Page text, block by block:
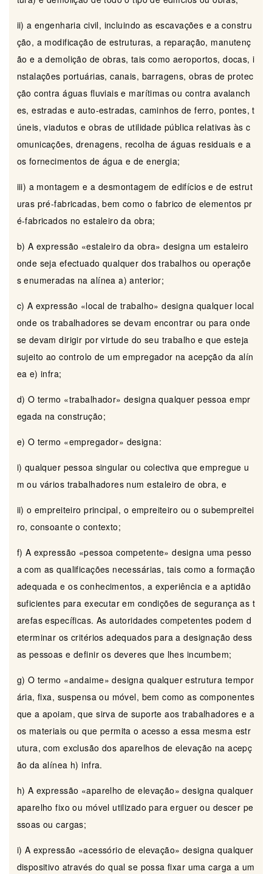
ii) a engenharia civil, incluindo as escavações e a constru
ção, a modificação de estruturas, a reparação, manutenç
ão e a demolição de obras, tais como aeroportos, docas, i
nstalações portuárias, canais, barragens, obras de protec
ção contra águas fluviais e marítimas ou contra avalanch
es, estradas e auto-estradas, caminhos de ferro, pontes, t
úneis, viadutos e obras de utilidade pública relativas às c
omunicações, drenagens, recolha de águas residuais e a
os fornecimentos de água e de energia;
iii) a montagem e a desmontagem de edifícios e de estrut
uras pré-fabricadas, bem como o fabrico de elementos pr
é-fabricados no estaleiro da obra;
b) A expressão «estaleiro da obra» designa um estaleiro
onde seja efectuado qualquer dos trabalhos ou operaçõe
s enumeradas na alínea a) anterior;
c) A expressão «local de trabalho» designa qualquer local
onde os trabalhadores se devam encontrar ou para onde
se devam dirigir por virtude do seu trabalho e que esteja
sujeito ao controlo de um empregador na acepção da alín
ea e) infra;
d) O termo «trabalhador» designa qualquer pessoa empr
egada na construção;
e) O termo «empregador» designa:
i) qualquer pessoa singular ou colectiva que empregue u
m ou vários trabalhadores num estaleiro de obra, e
ii) o empreiteiro principal, o empreiteiro ou o subempreitei
ro, consoante o contexto;
f) A expressão «pessoa competente» designa uma pesso
a com as qualificações necessárias, tais como a formação
adequada e os conhecimentos, a experiência e a aptidão
suficientes para executar em condições de segurança as t
arefas específicas. As autoridades competentes podem d
eterminar os critérios adequados para a designação dess
as pessoas e definir os deveres que lhes incumbem;
g) O termo «andaime» designa qualquer estrutura tempor
ária, fixa, suspensa ou móvel, bem como as componentes
que a apoiam, que sirva de suporte aos trabalhadores e a
os materiais ou que permita o acesso a essa mesma estr
utura, com exclusão dos aparelhos de elevação na acepç
ão da alínea h) infra.
h) A expressão «aparelho de elevação» designa qualquer
aparelho fixo ou móvel utilizado para erguer ou descer pe
ssoas ou cargas;
i) A expressão «acessório de elevação» designa qualquer
dispositivo através do qual se possa fixar uma carga a um